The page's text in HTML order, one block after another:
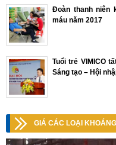
Đoàn thanh niên
máu năm 2017
Tuổi trẻ VIMICO
Sáng tạo – Hội
GIÁ CÁC LOẠI